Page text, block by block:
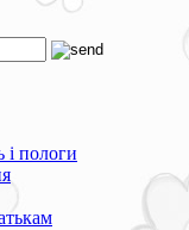
і пологи